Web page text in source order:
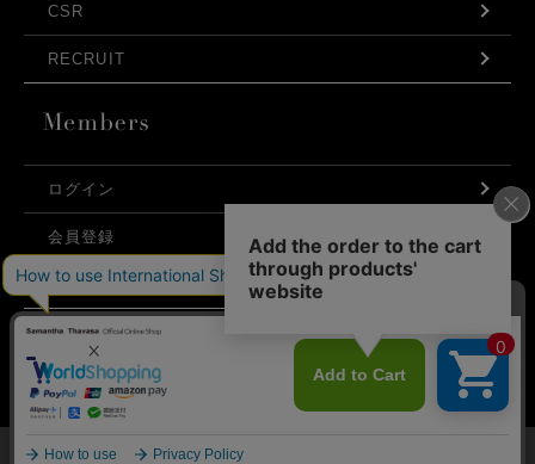
CSR
RECRUIT
ログイン
会員登録
利用規約
お問い合わせ
プライバシーポリシー
弊社はCookieを利用し、Webの利便性向上に努め
ております。「承諾する」をクリックしていただ
くと、お客様に最適な内容を提供することが可能
ご覧ください。
承諾する